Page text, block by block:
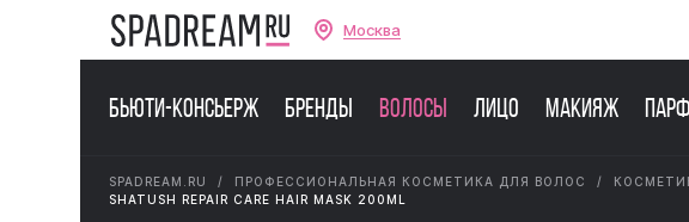
Москва
Бьюти-консьерж Бренды Волосы Лицо Макияж
SPADREAM.RU ПРОФЕССИОНАЛЬНАЯ КОСМЕТИКА ДЛЯ ВОЛОС
SHATUSH REPAIR CARE HAIR MASK 200ML